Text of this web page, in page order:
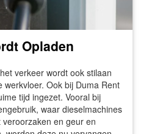
Opladen
verkeer wordt ook stilaan
werkvloer. Ook bij Duma Rent
tijd ingezet. Vooral bij
waar dieselmachines
en geur en